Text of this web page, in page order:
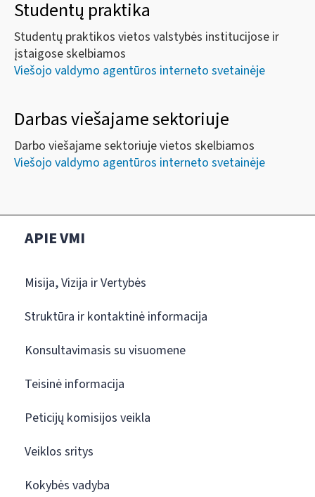
Studentų praktika
Studentų praktikos vietos valstybės institucijose ir
įstaigose skelbiamos
Viešojo valdymo agentūros interneto svetainėje
Darbas viešajame sektoriuje
Darbo viešajame sektoriuje vietos skelbiamos
Viešojo valdymo agentūros interneto svetainėje
APIE VMI
Misija, Vizija ir Vertybės
Struktūra ir kontaktinė informacija
Konsultavimasis su visuomene
Teisinė informacija
Peticijų komisijos veikla
Veiklos sritys
Kokybės vadyba